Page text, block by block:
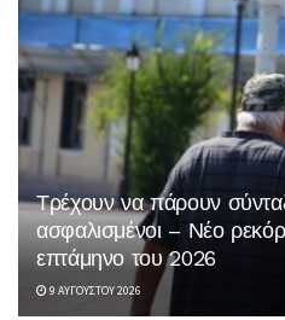
Τρέχουν να πάρουν
ασφαλισμένοι – Νέο
επτάμηνο του 2026
9 ΑΥΓΟΎΣΤΟΥ 2026